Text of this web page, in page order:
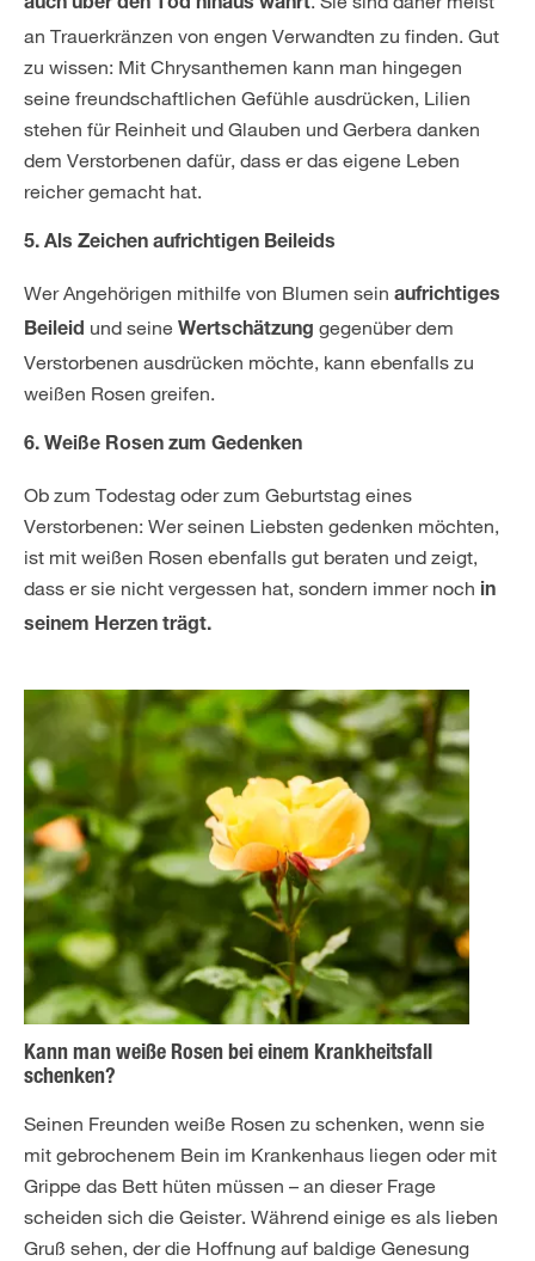
auch über den Tod hinaus währt
an Trauerkränzen von engen Verwandten zu finden. Gut
zu wissen: Mit Chrysanthemen kann man hingegen
seine freundschaftlichen Gefühle ausdrücken, Lilien
stehen für Reinheit und Glauben und Gerbera danken
dem Verstorbenen dafür, dass er das eigene Leben
reicher gemacht hat.
5. Als Zeichen aufrichtigen Beileids
Wer Angehörigen mithilfe von Blumen sein aufrichtiges
Beileid und seine Wertschätzung gegenüber dem
Verstorbenen ausdrücken möchte, kann ebenfalls zu
weißen Rosen greifen.
6. Weiße Rosen zum Gedenken
Ob zum Todestag oder zum Geburtstag eines
Verstorbenen: Wer seinen Liebsten gedenken möchten,
ist mit weißen Rosen ebenfalls gut beraten und zeigt,
dass er sie nicht vergessen hat, sondern immer noch in
seinem Herzen trägt.
Kann man weiße Rosen bei einem Krankheitsfall
schenken?
Seinen Freunden weiße Rosen zu schenken, wenn sie
mit gebrochenem Bein im Krankenhaus liegen oder mit
Grippe das Bett hüten müssen – an dieser Frage
scheiden sich die Geister. Während einige es als lieben
Gruß sehen, der die Hoffnung auf baldige Genesung